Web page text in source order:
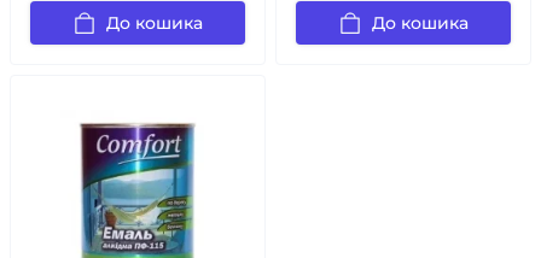
До кошика До кошика